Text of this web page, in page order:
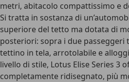
metri, abitacolo compattissimo e
Si tratta in sostanza di
superiore del tetto ma dotata di
posteriori: sopra i due passeggeri
tettino in tela, arrotolabile e
livello di stile, Lotus Elise Series 3
completamente ridisegnato, più